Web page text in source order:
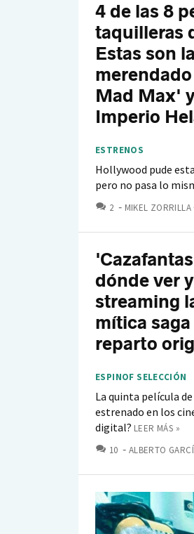
4 de las 8
taquilleras
Estas son
Mad Max'
Imperio
ESTRENOS
Hollywood pude
pero no pasa lo
2 COMENTARIOS
MIKEL ZORRILLA
dónde ver
streaming
mítica
reparto
ESPINOF SELECCIÓN
La quinta película
estrenado en los
digital? LEER MÁS »
10 COMENTARIOS
ALBERTO